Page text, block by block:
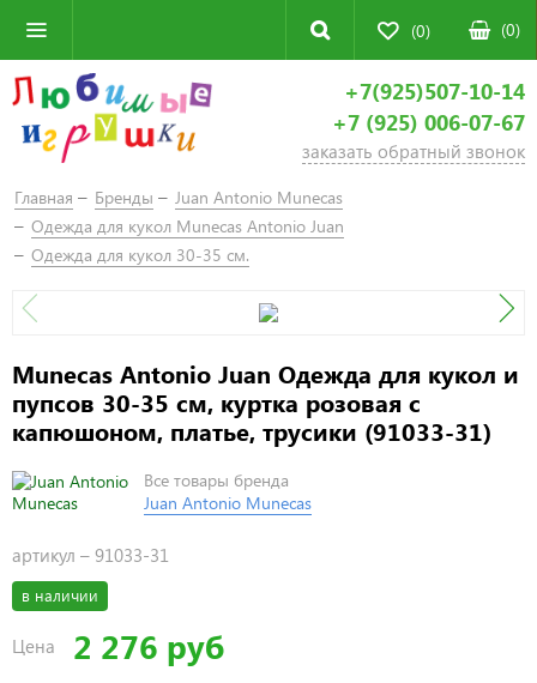
(0) (0)
+7(925)507-10-14
+7 (925) 006-07-67
заказать обратный звонок
Главная Бренды
Juan Antonio Munecas
Одежда для кукол Munecas Antonio Juan
Одежда для кукол 30-35 см.
Munecas Antonio Juan Одежда для кукол и
пупсов 30-35 см, куртка розовая с
капюшоном, платье, трусики (91033-31)
Все товары бренда
Juan Antonio Munecas
артикул – 91033-31
в наличии
Цена 2 276 руб